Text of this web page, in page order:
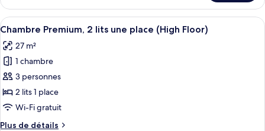
2
lits
doubles
(High
Floor)
le
type
de
Chambre
Premium,
lits
doubles
(High
Floor)
Afficher
toutes
les
photos
pour
ce
type
Une chambre d’hôtel avec deux lits,
3
Chambre Premium, 2 lits une place (High Floor)
27 m²
1 chambre
3 personnes
2 lits 1 place
Wi-Fi gratuit
Plus de détails
Plus